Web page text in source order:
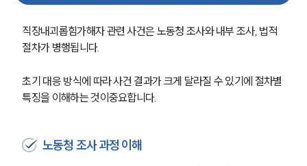
직장내괴롭힘가해자 관련 사건은 노동청 조사와 내부 조사, 법적
절차가 병행됩니다.
초기 대응 방식에 따라 사건 결과가 크게 달라질 수 있기에 절차별
특징을 이해하는 것이중요합니다.
노동청 조사 과정 이해